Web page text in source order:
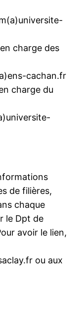
charge des
cachan.fr
charge du
de filières,
chaque
le Dpt de
avoir le lien,
ou aux